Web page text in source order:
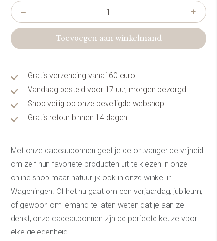
Toevoegen aan winkelmand
Gratis verzending vanaf 60 euro.
Vandaag besteld voor 17 uur, morgen bezorgd.
Shop veilig op onze beveiligde webshop.
Gratis retour binnen 14 dagen.
Met onze cadeaubonnen geef je de ontvanger de vrijheid
om zelf hun favoriete producten uit te kiezen in onze
online shop maar natuurlijk ook in onze winkel in
Wageningen. Of het nu gaat om een verjaardag, jubileum,
of gewoon om iemand te laten weten dat je aan ze
denkt, onze cadeaubonnen zijn de perfecte keuze voor
elke gelegenheid.